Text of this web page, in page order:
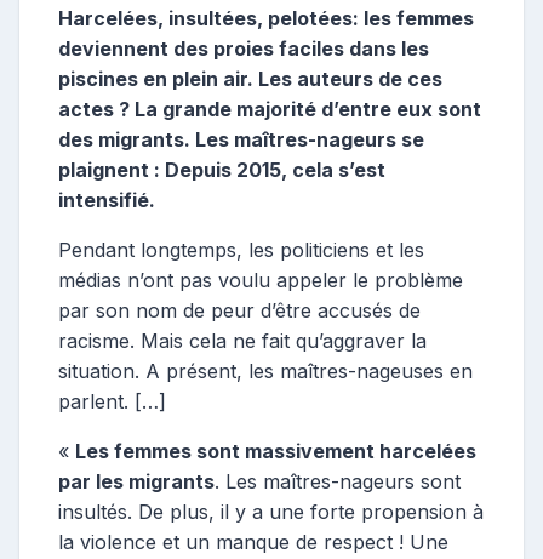
Harcelées, insultées, pelotées: les femmes
deviennent des proies faciles dans les
piscines en plein air. Les auteurs de ces
actes ? La grande majorité d’entre eux sont
des migrants. Les maîtres-nageurs se
plaignent : Depuis 2015, cela s’est
intensifié.
Pendant longtemps, les politiciens et les
médias n’ont pas voulu appeler le problème
par son nom de peur d’être accusés de
racisme. Mais cela ne fait qu’aggraver la
situation. A présent, les maîtres-nageuses en
parlent. […]
« Les femmes sont massivement harcelées
par les migrants. Les maîtres-nageurs sont
insultés. De plus, il y a une forte propension à
la violence et un manque de respect ! Une